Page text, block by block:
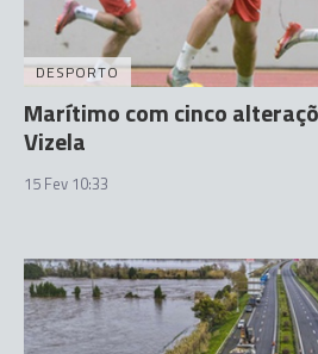
DESPORTO
Marítimo com cinco
Vizela
15 Fev 10:33